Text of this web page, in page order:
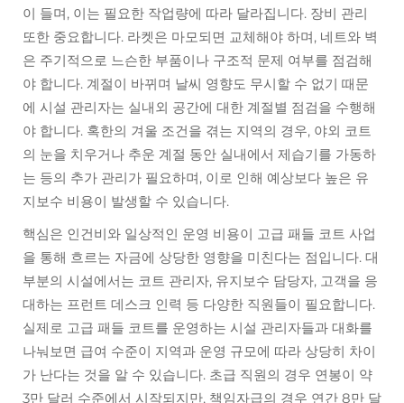
이 들며, 이는 필요한 작업량에 따라 달라집니다. 장비 관리
또한 중요합니다. 라켓은 마모되면 교체해야 하며, 네트와 벽
은 주기적으로 느슨한 부품이나 구조적 문제 여부를 점검해
야 합니다. 계절이 바뀌며 날씨 영향도 무시할 수 없기 때문
에 시설 관리자는 실내외 공간에 대한 계절별 점검을 수행해
야 합니다. 혹한의 겨울 조건을 겪는 지역의 경우, 야외 코트
의 눈을 치우거나 추운 계절 동안 실내에서 제습기를 가동하
는 등의 추가 관리가 필요하며, 이로 인해 예상보다 높은 유
지보수 비용이 발생할 수 있습니다.
핵심은 인건비와 일상적인 운영 비용이 고급 패들 코트 사업
을 통해 흐르는 자금에 상당한 영향을 미친다는 점입니다. 대
부분의 시설에서는 코트 관리자, 유지보수 담당자, 고객을 응
대하는 프런트 데스크 인력 등 다양한 직원들이 필요합니다.
실제로 고급 패들 코트를 운영하는 시설 관리자들과 대화를
나눠보면 급여 수준이 지역과 운영 규모에 따라 상당히 차이
가 난다는 것을 알 수 있습니다. 초급 직원의 경우 연봉이 약
3만 달러 수준에서 시작되지만, 책임자급의 경우 연간 8만 달